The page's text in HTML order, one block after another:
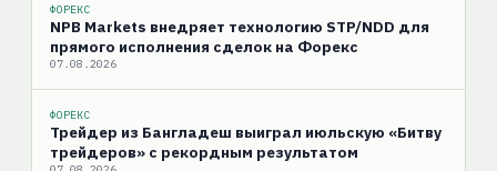
ФОРЕКС
NPB Markets внедряет технологию STP/NDD для
прямого исполнения сделок на Форекс
07.08.2026
ФОРЕКС
Трейдер из Бангладеш выиграл июльскую «Битву
трейдеров» с рекордным результатом